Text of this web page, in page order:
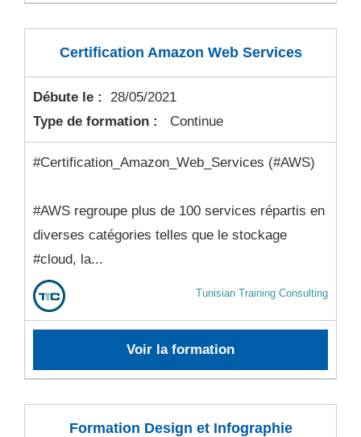
Certification Amazon Web Services
Débute le :
28/05/2021
Type de formation :
Continue
#Certification_Amazon_Web_Services (#AWS)
#AWS regroupe plus de 100 services répartis en
diverses catégories telles que le stockage
#cloud, la...
Tunisian Training Consulting
Voir la formation
Formation Design et Infographie